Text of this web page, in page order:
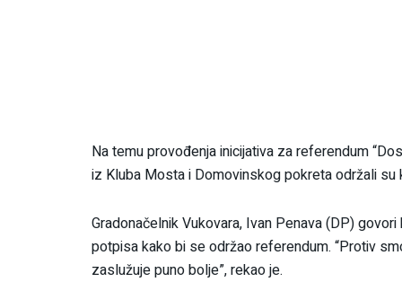
Na temu provođenja inicijativa za referendum
iz Kluba Mosta i Domovinskog pokreta održali
Gradonačelnik Vukovara, Ivan Penava (DP)
potpisa kako bi se održao referendum. “Protiv
zaslužuje puno bolje”, rekao je.